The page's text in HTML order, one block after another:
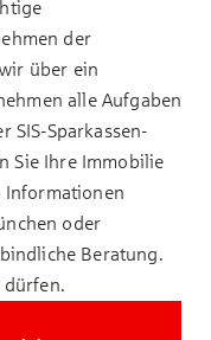
der
über ein
alle Aufgaben
SIS-Sparkassen-
Sie Ihre Immobilie
Informationen
oder
Beratung.
dürfen.